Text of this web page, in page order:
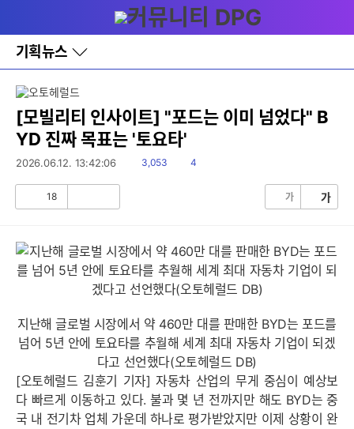
와
홈
기획뉴스
바
로
기
레
이
어
토
[모빌리티 인사이트] "포드는 이미 넘었다" B
YD 진짜 목표는 '토요타'
2026.06.12. 13:42:06
읽
3,053
댓
4
18 가 가
지난해 글로벌 시장에서 약 460만 대를 판매한 BYD는 포드를
넘어 5년 안에 토요타를 추월해 세계 최대 자동차 기업이 되겠
다고 선언했다(오토헤럴드 DB)
[오토헤럴드 김훈기 기자] 자동차 산업의 무게 중심이 예상보
다 빠르게 이동하고 있다. 불과 몇 년 전까지만 해도 BYD는 중
국 내 전기차 업체 가운데 하나로 평가받았지만 이제 상황이 완